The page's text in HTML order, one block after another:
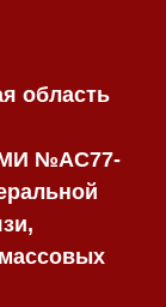
область
№AC77-